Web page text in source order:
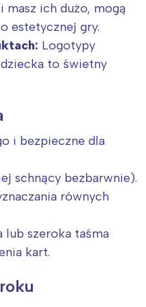
masz ich dużo, mogą
estetycznej gry.
Logotypy
to świetny
i bezpieczne dla
schnący bezbarwnie).
równych
lub szeroka taśma
kart.